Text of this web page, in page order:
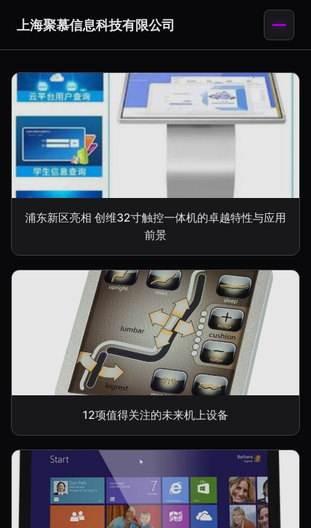
上海聚慕信息科技有限公司
浦东新区亮相 创维32寸触控一体机的卓越特性与应用
前景
12项值得关注的未来机上设备